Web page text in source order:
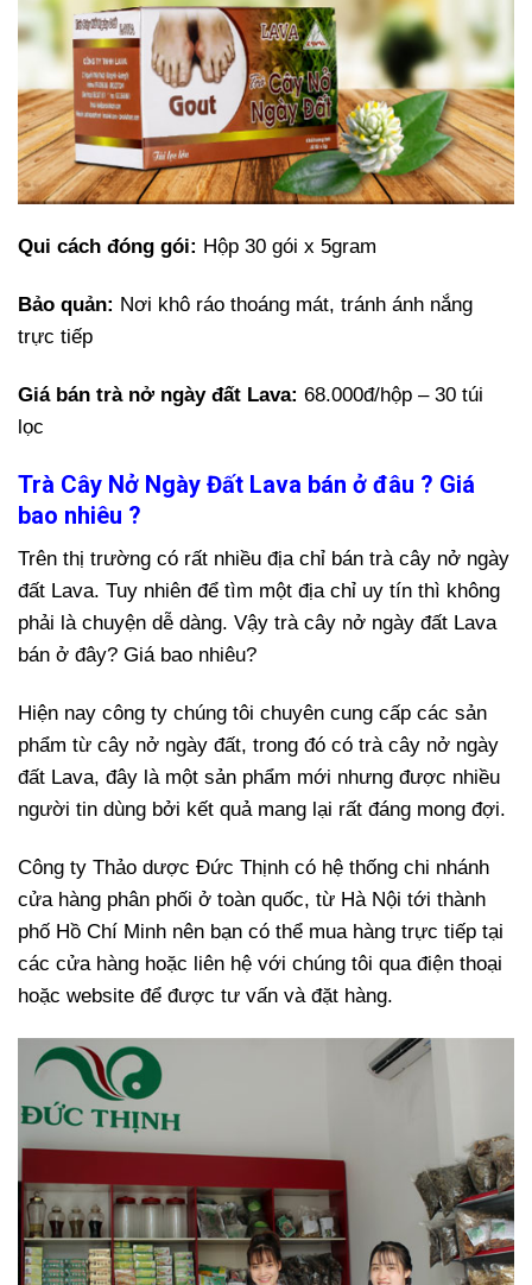
Qui cách đóng gói: Hộp 30 gói x 5gram
Bảo quản: Nơi khô ráo thoáng mát, tránh ánh nắng
trực tiếp
Giá bán trà nở ngày đất Lava: 68.000đ/hộp – 30 túi
lọc
Trà Cây Nở Ngày Đất Lava bán ở đâu ? Giá
bao nhiêu ?
Trên thị trường có rất nhiều địa chỉ bán trà cây nở ngày
đất Lava. Tuy nhiên để tìm một địa chỉ uy tín thì không
phải là chuyện dễ dàng. Vậy trà cây nở ngày đất Lava
bán ở đây? Giá bao nhiêu?
Hiện nay công ty chúng tôi chuyên cung cấp các sản
phẩm từ cây nở ngày đất, trong đó có trà cây nở ngày
đất Lava, đây là một sản phẩm mới nhưng được nhiều
người tin dùng bởi kết quả mang lại rất đáng mong đợi.
Công ty Thảo dược Đức Thịnh có hệ thống chi nhánh
cửa hàng phân phối ở toàn quốc, từ Hà Nội tới thành
phố Hồ Chí Minh nên bạn có thể mua hàng trực tiếp tại
các cửa hàng hoặc liên hệ với chúng tôi qua điện thoại
hoặc website để được tư vấn và đặt hàng.